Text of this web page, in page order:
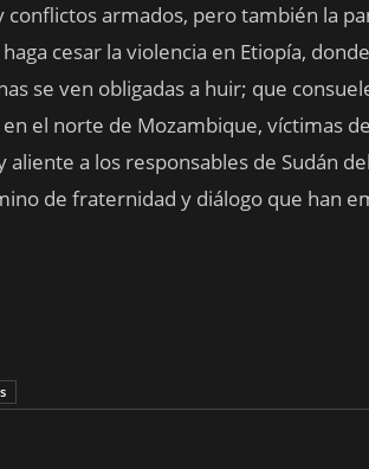
armados, pero también la
cesar la violencia en Etiopía,
se ven obligadas a huir; que
en el norte de Mozambique, víctimas
aliente a los responsables de Sudán
de fraternidad y diálogo que han